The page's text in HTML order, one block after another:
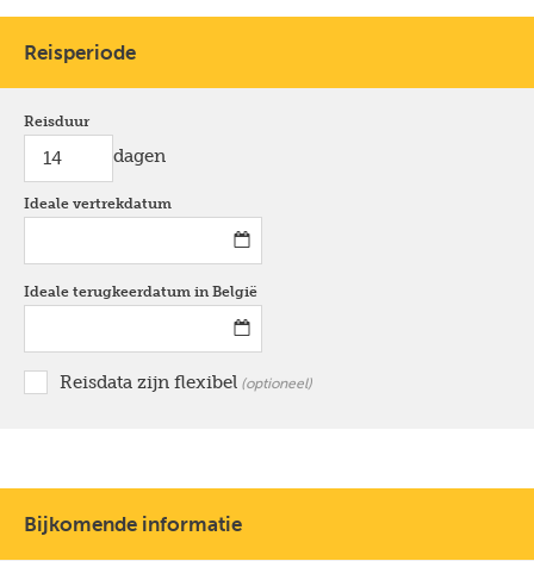
Reisperiode
Reisduur
dagen
Ideale vertrekdatum
Ideale terugkeerdatum in België
Reisdata zijn flexibel optioneel
Bijkomende informatie